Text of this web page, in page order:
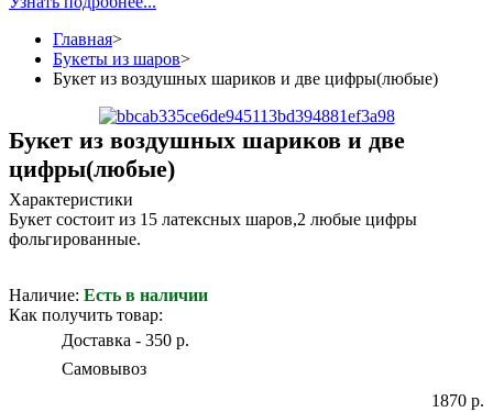
Главная>
Букеты из шаров>
Букет из воздушных шариков и две цифры(любые)
Букет из воздушных шариков и две
цифры(любые)
Характеристики
Букет состоит из 15 латексных шаров,2 любые цифры
фольгированные.
Наличие: Есть в наличии
Как получить товар:
Доставка - 350 р.
Самовывоз
1870 р.